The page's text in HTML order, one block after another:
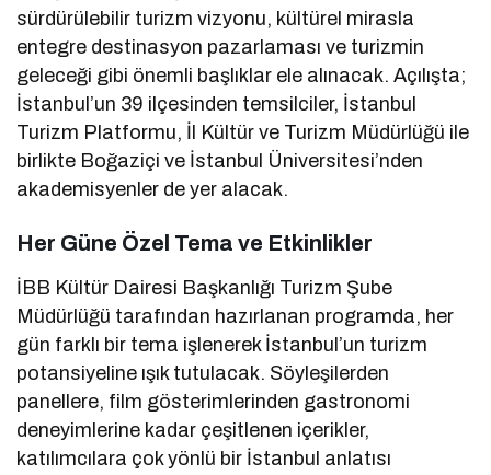
sürdürülebilir turizm vizyonu, kültürel mirasla
entegre destinasyon pazarlaması ve turizmin
geleceği gibi önemli başlıklar ele alınacak. Açılışta;
İstanbul’un 39 ilçesinden temsilciler, İstanbul
Turizm Platformu, İl Kültür ve Turizm Müdürlüğü ile
birlikte Boğaziçi ve İstanbul Üniversitesi’nden
akademisyenler de yer alacak.
Her Güne Özel Tema ve Etkinlikler
İBB Kültür Dairesi Başkanlığı Turizm Şube
Müdürlüğü tarafından hazırlanan programda, her
gün farklı bir tema işlenerek İstanbul’un turizm
potansiyeline ışık tutulacak. Söyleşilerden
panellere, film gösterimlerinden gastronomi
deneyimlerine kadar çeşitlenen içerikler,
katılımcılara çok yönlü bir İstanbul anlatısı